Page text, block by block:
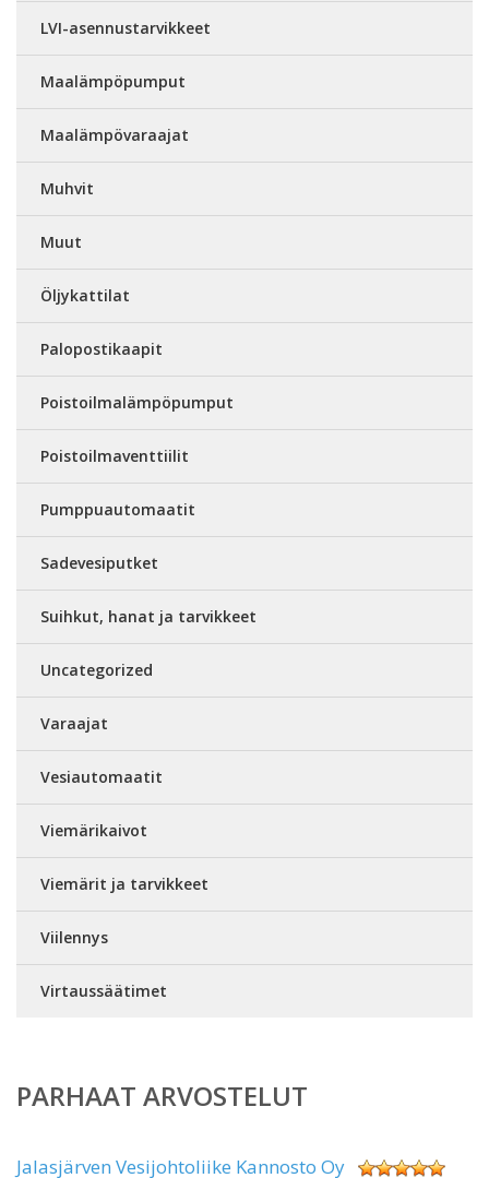
LVI-asennustarvikkeet
Maalämpöpumput
Maalämpövaraajat
Muhvit
Muut
Öljykattilat
Palopostikaapit
Poistoilmalämpöpumput
Poistoilmaventtiilit
Pumppuautomaatit
Sadevesiputket
Suihkut, hanat ja tarvikkeet
Uncategorized
Varaajat
Vesiautomaatit
Viemärikaivot
Viemärit ja tarvikkeet
Viilennys
Virtaussäätimet
PARHAAT ARVOSTELUT
Jalasjärven Vesijohtoliike Kannosto Oy